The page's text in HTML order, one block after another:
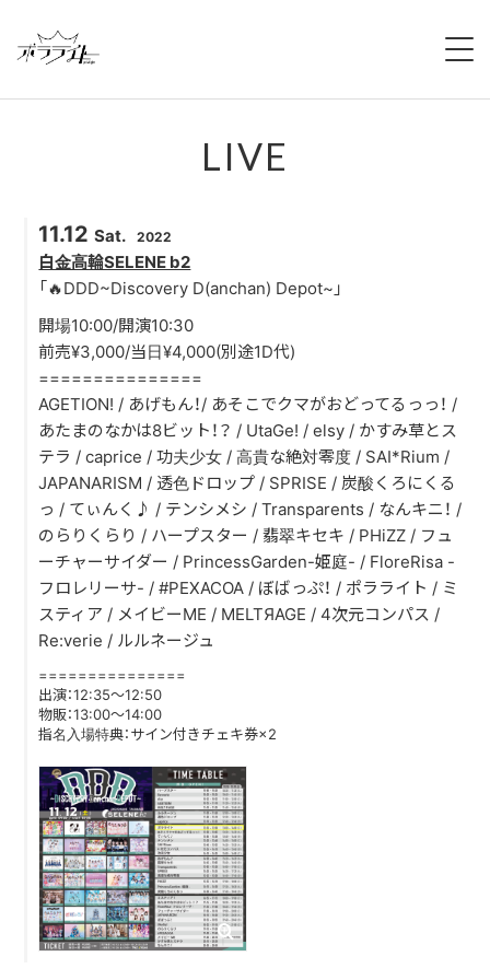
NEWS
LIVE
YOUTUBE
DISCOGRAPHY
CONTACT
COMPANY
LIVE
11.12 Sat. 2022
白金高輪SELENE b2
「🔥DDD~Discovery D(anchan) Depot~」
開場10:00/開演10:30
前売¥3,000/当日¥4,000(別途1D代)
===============
AGETION! / あげもん！/ あそこでクマがおどってるっっ！ /
あたまのなかは8ビット！？ / UtaGe! / elsy / かすみ草とス
テラ / caprice / 功夫少女 / 高貴な絶対零度 / SAI*Rium /
JAPANARISM / 透色ドロップ / SPRISE / 炭酸くろにくる
っ / てぃんく♪ / テンシメシ / Transparents / なんキニ！ /
のらりくらり / ハープスター / 翡翠キセキ / PHiZZ / フュ
ーチャーサイダー / PrincessGarden-姫庭- / FloreRisa -
フロレリーサ- / #PEXACOA / ぼばっぷ！ / ポラライト / ミ
スティア / メイビーME / MELTЯAGE / 4次元コンパス /
Re:verie / ルルネージュ
===============
出演：12:35〜12:50
物販：13:00〜14:00
指名入場特典：サイン付きチェキ券×2